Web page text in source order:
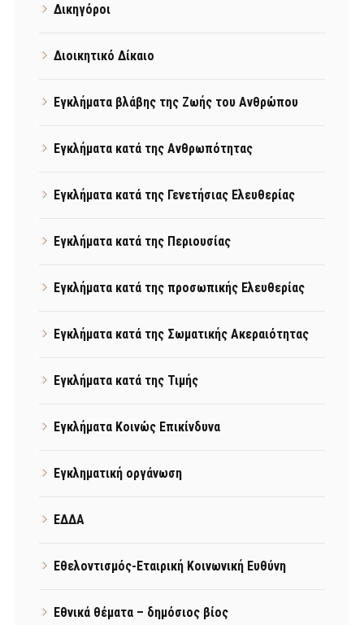
Δικηγόροι
Διοικητικό Δίκαιο
Εγκλήματα βλάβης της Ζωής του Ανθρώπου
Εγκλήματα κατά της Ανθρωπότητας
Εγκλήματα κατά της Γενετήσιας Ελευθερίας
Εγκλήματα κατά της Περιουσίας
Εγκλήματα κατά της προσωπικής Ελευθερίας
Εγκλήματα κατά της Σωματικής Ακεραιότητας
Εγκλήματα κατά της Τιμής
Εγκλήματα Κοινώς Επικίνδυνα
Εγκληματική οργάνωση
ΕΔΔΑ
Εθελοντισμός-Εταιρική Κοινωνική Ευθύνη
Εθνικά θέματα – δημόσιος βίος